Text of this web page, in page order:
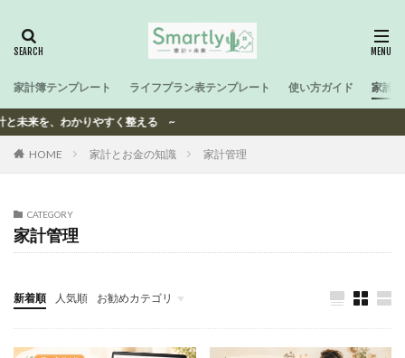
家計簿テンプレート ライフプラン表テンプレート 使い方ガイド 家計
来を、わかりやすく整える ~
HOME 家計とお金の知識 家計管理
CATEGORY
家計管理
新着順 人気順 お勧めカテゴリ
-